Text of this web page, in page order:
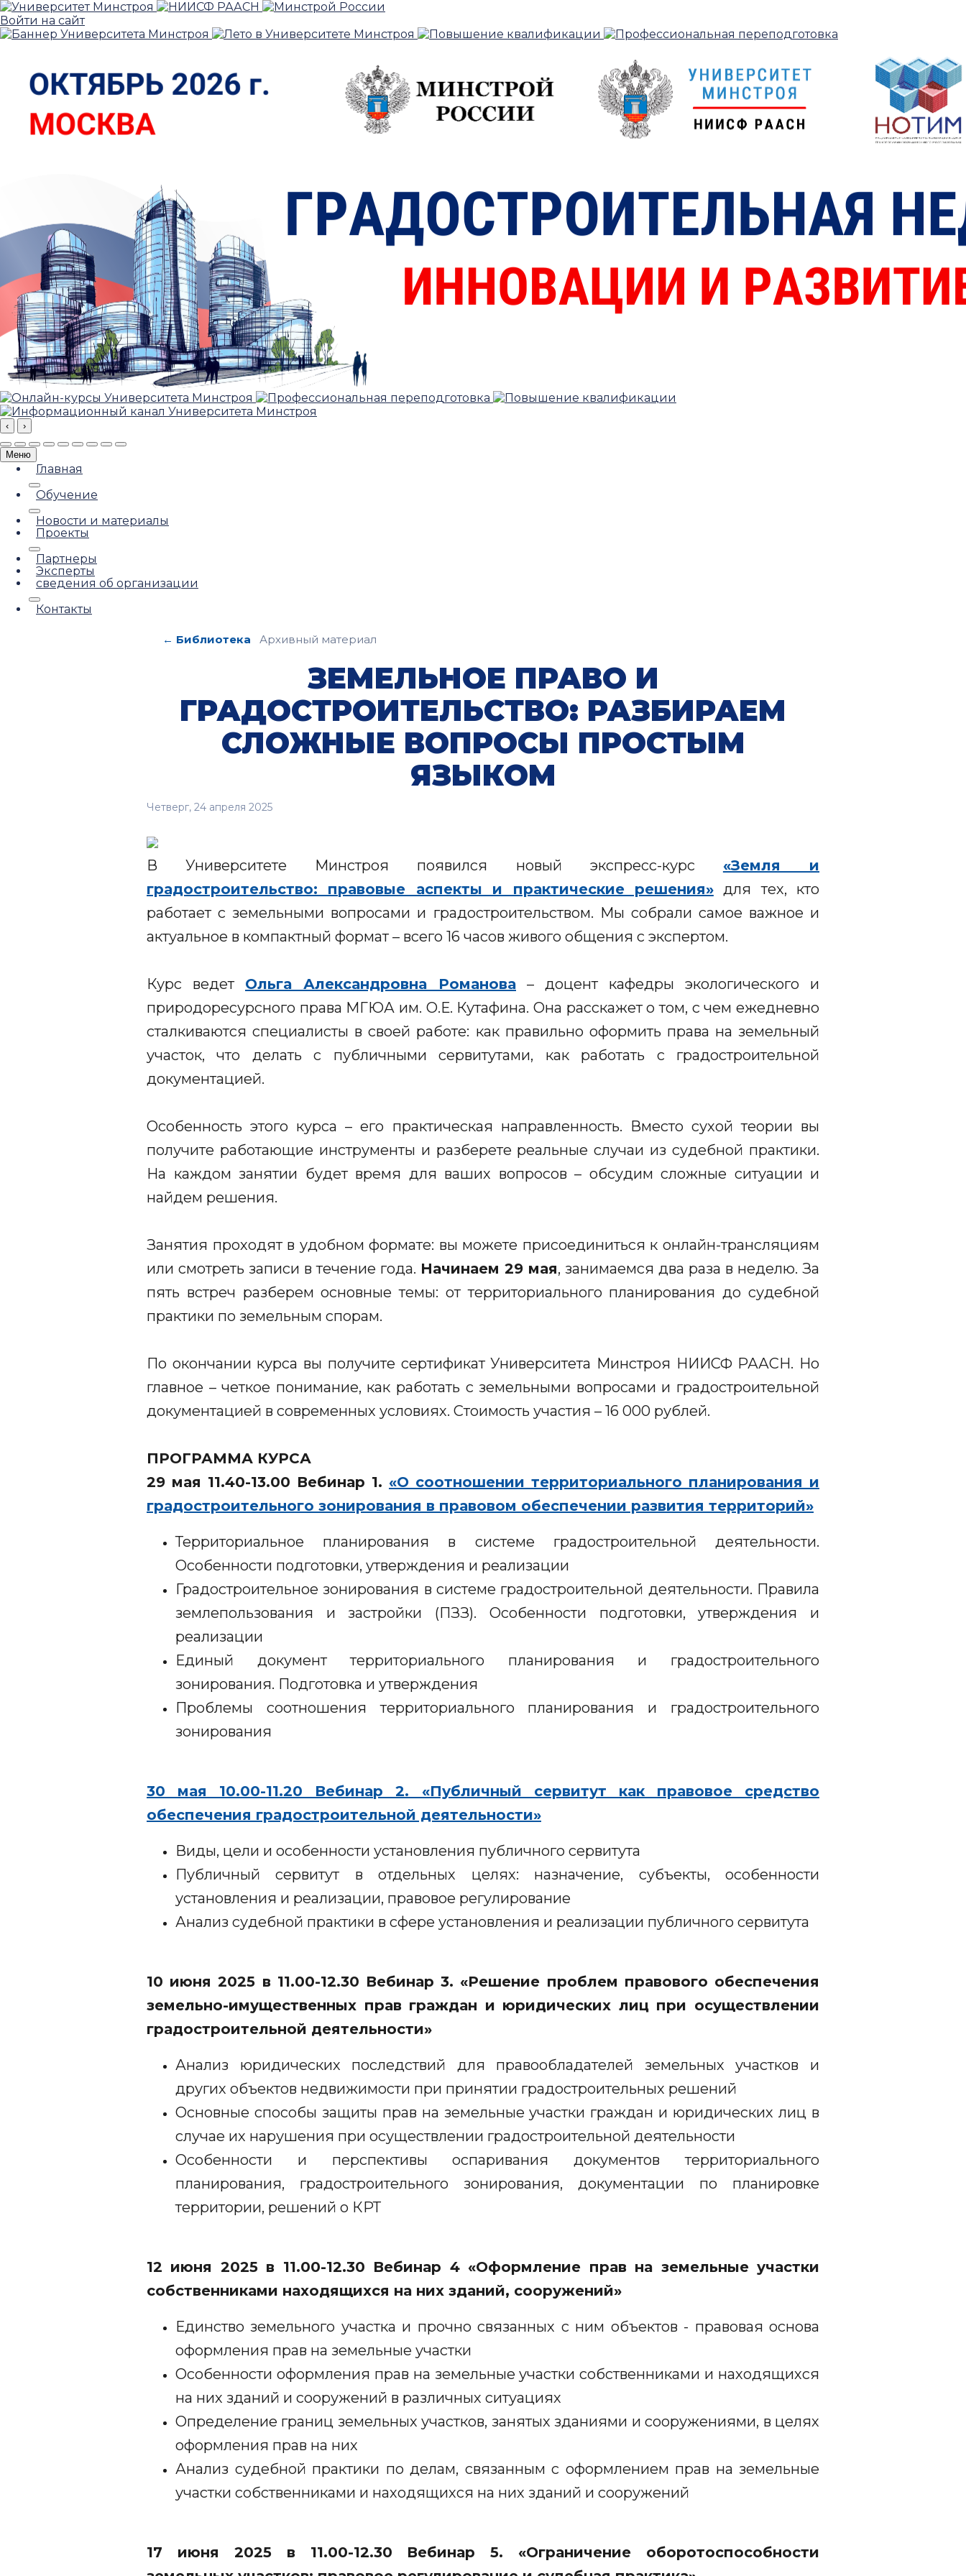
Войти на сайт
‹ ›
Меню
Главная
Обучение
Новости и материалы
Проекты
Партнеры
Эксперты
сведения об организации
Контакты
← Библиотека Архивный материал
ЗЕМЕЛЬНОЕ ПРАВО И
ГРАДОСТРОИТЕЛЬСТВО: РАЗБИРАЕМ
СЛОЖНЫЕ ВОПРОСЫ ПРОСТЫМ
ЯЗЫКОМ
Четверг, 24 апреля 2025
В Университете Минстроя появился новый экспресс-курс «Земля и
градостроительство: правовые аспекты и практические решения»для тех, кто
работает с земельными вопросами и градостроительством. Мы собрали самое важное и
актуальное в компактный формат – всего 16 часов живого общения с экспертом.
Курс ведет Ольга Александровна Романова – доцент кафедры экологического и
природоресурсного права МГЮА им. О.Е. Кутафина. Она расскажет о том, с чем ежедневно
сталкиваются специалисты в своей работе: как правильно оформить права на земельный
участок, что делать с публичными сервитутами, как работать с градостроительной
документацией.
Особенность этого курса – его практическая направленность. Вместо сухой теории вы
получите работающие инструменты и разберете реальные случаи из судебной практики.
На каждом занятии будет время для ваших вопросов – обсудим сложные ситуации и
найдем решения.
Занятия проходят в удобном формате: вы можете присоединиться к онлайн-трансляциям
или смотреть записи в течение года. Начинаем 29 мая, занимаемся два раза в неделю. За
пять встреч разберем основные темы: от территориального планирования до судебной
практики по земельным спорам.
По окончании курса вы получите сертификат Университета Минстроя НИИСФ РААСН. Но
главное – четкое понимание, как работать с земельными вопросами и градостроительной
документацией в современных условиях. Стоимость участия – 16 000 рублей.
ПРОГРАММА КУРСА
29 мая 11.40-13.00 Вебинар 1. «О соотношении территориального планирования и
градостроительного зонирования в правовом обеспечении развития территорий»
Территориальное планирования в системе градостроительной деятельности.
Особенности подготовки, утверждения и реализации
Градостроительное зонирования в системе градостроительной деятельности. Правила
землепользования и застройки (ПЗЗ). Особенности подготовки, утверждения и
реализации
Единый документ территориального планирования и градостроительного
зонирования. Подготовка и утверждения
Проблемы соотношения территориального планирования и градостроительного
зонирования
30 мая 10.00-11.20 Вебинар 2. «Публичный сервитут как правовое средство
обеспечения градостроительной деятельности»
Виды, цели и особенности установления публичного сервитута
Публичный сервитут в отдельных целях: назначение, субъекты, особенности
установления и реализации, правовое регулирование
Анализ судебной практики в сфере установления и реализации публичного сервитута
10 июня 2025 в 11.00-12.30 Вебинар 3. «Решение проблем правового обеспечения
земельно-имущественных прав граждан и юридических лиц при осуществлении
градостроительной деятельности»
Анализ юридических последствий для правообладателей земельных участков и
других объектов недвижимости при принятии градостроительных решений
Основные способы защиты прав на земельные участки граждан и юридических лиц в
случае их нарушения при осуществлении градостроительной деятельности
Особенности и перспективы оспаривания документов территориального
планирования, градостроительного зонирования, документации по планировке
территории, решений о КРТ
12 июня 2025 в 11.00-12.30 Вебинар 4 «Оформление прав на земельные участки
собственниками находящихся на них зданий, сооружений»
Единство земельного участка и прочно связанных с ним объектов - правовая основа
оформления прав на земельные участки
Особенности оформления прав на земельные участки собственниками и находящихся
на них зданий и сооружений в различных ситуациях
Определение границ земельных участков, занятых зданиями и сооружениями, в целях
оформления прав на них
Анализ судебной практики по делам, связанным с оформлением прав на земельные
участки собственниками и находящихся на них зданий и сооружений
17 июня 2025 в 11.00-12.30 Вебинар 5. «Ограничение оборотоспособности